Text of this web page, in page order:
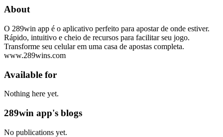
About
O 289win app é o aplicativo perfeito para apostar de onde estiver.
Rápido, intuitivo e cheio de recursos para facilitar seu jogo.
Transforme seu celular em uma casa de apostas completa.
www.289wins.com
Available for
Nothing here yet.
289win app's blogs
No publications yet.